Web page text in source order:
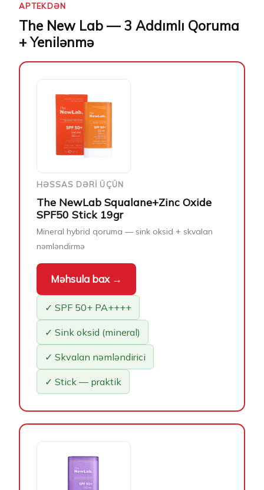
APTEKDƏN
The New Lab — 3 Addımlı Qoruma
+ Yenilənmə
HƏSSAS DƏRI ÜÇÜN
The NewLab Squalane+Zinc Oxide
SPF50 Stick 19gr
Mineral hybrid qoruma — sink oksid + skvalan
nəmləndirmə
Məhsula bax →
✓ SPF 50+ PA++++
✓ Sink oksid (mineral)
✓ Skvalan nəmləndirici
✓ Stick — praktik